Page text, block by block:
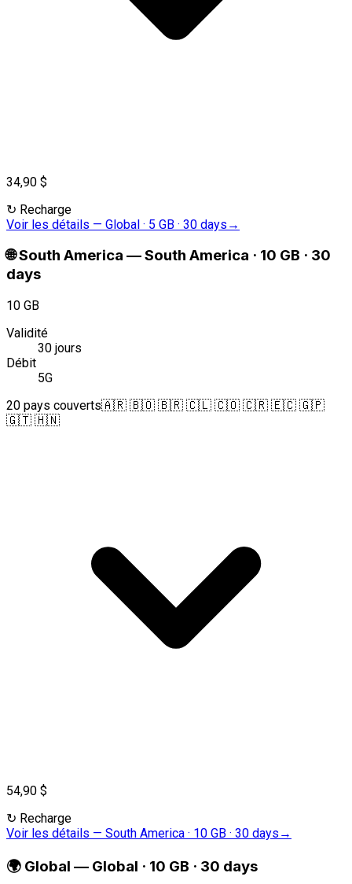
34,90 $
↻ Recharge
Voir les détails — Global · 5 GB · 30 days →
🌐South America —South America · 10 GB · 30
days
10 GB
Validité
30 jours
Débit
5G
20 pays couverts🇦🇷 🇧🇴 🇧🇷 🇨🇱 🇨🇴 🇨🇷 🇪🇨 🇬🇵
🇬🇹 🇭🇳
54,90 $
↻ Recharge
Voir les détails — South America · 10 GB · 30 days →
🌍 Global — Global · 10 GB · 30 days